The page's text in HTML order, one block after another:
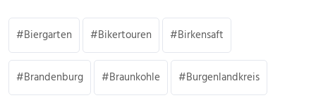
Biergarten Bikertouren Birkensaft
Brandenburg Braunkohle Burgenlandkreis